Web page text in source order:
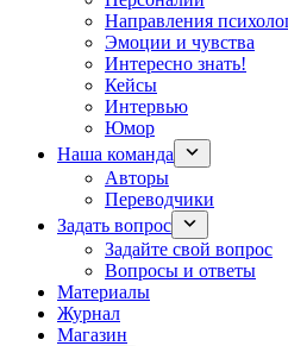
Направления
Эмоции и чувства
Интересно знать!
Кейсы
Интервью
Юмор
Наша команда
Авторы
Переводчики
Задать вопрос
Задайте свой вопрос
Вопросы и ответы
Материалы
Журнал
Магазин